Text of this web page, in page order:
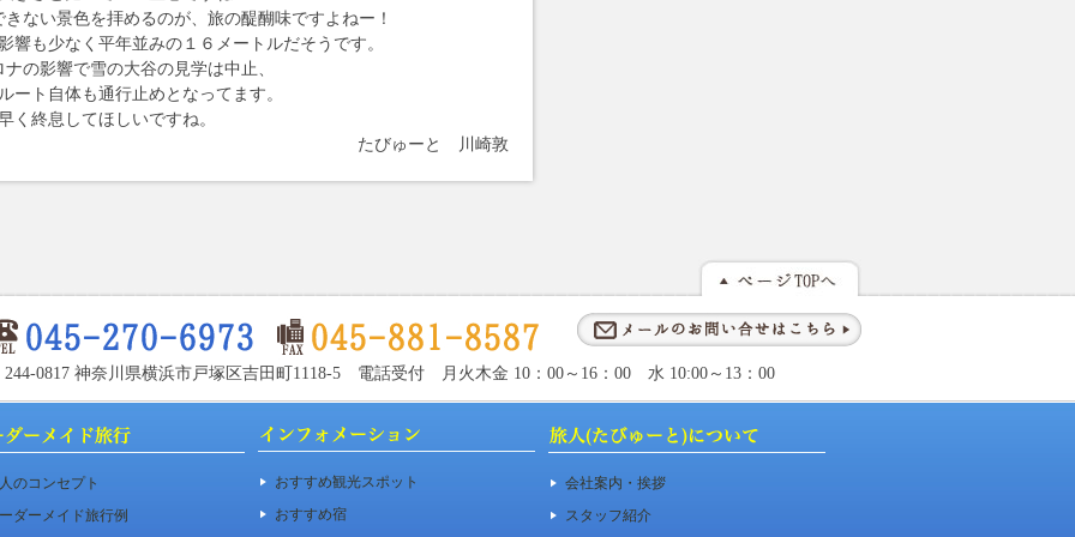
ない景色を拝めるのが、旅の醍醐味ですよねー！
響も少なく平年並みの１６メートルだそうです。
ナの影響で雪の大谷の見学は中止、
ート自体も通行止めとなってます。
く終息してほしいですね。
たびゅーと 川崎敦
244-0817 神奈川県横浜市戸塚区吉田町1118-5 電話受付 月火木金 10：00～16：00 水 10:00～13：00
のコンセプト
ダーメイド旅行例
おすすめ観光スポット
おすすめ宿
会社案内・挨拶
スタッフ紹介